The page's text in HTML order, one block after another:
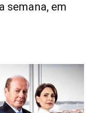
semana, em